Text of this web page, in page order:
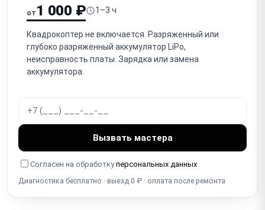
Не работает / заклинил гимбал (стабилизатор
камеры)
Нет связи / обрыв связи с пультом (радиоканал, RC
link)
Дрейф / нестабильное висение (IMU, компас,
калибровка)
Ошибки / коды ошибок / мигание индикаторов
от 1 000 ₽ 1–3 ч
Квадрокоптер не включается. Разряженный или
глубоко разряженный аккумулятор LiPo,
неисправность платы. Зарядка или замена
аккумулятора.
Вызвать мастера
Согласен на обработкуперсональных данных
Диагностика бесплатно · выезд 0 ₽ · оплата после ремонта